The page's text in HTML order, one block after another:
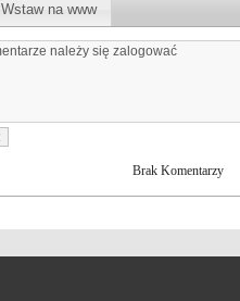
Wstaw na www
Brak Komentarzy